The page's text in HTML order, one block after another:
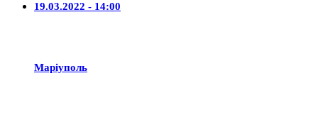
19.03.2022 - 14:00
Маріуполь